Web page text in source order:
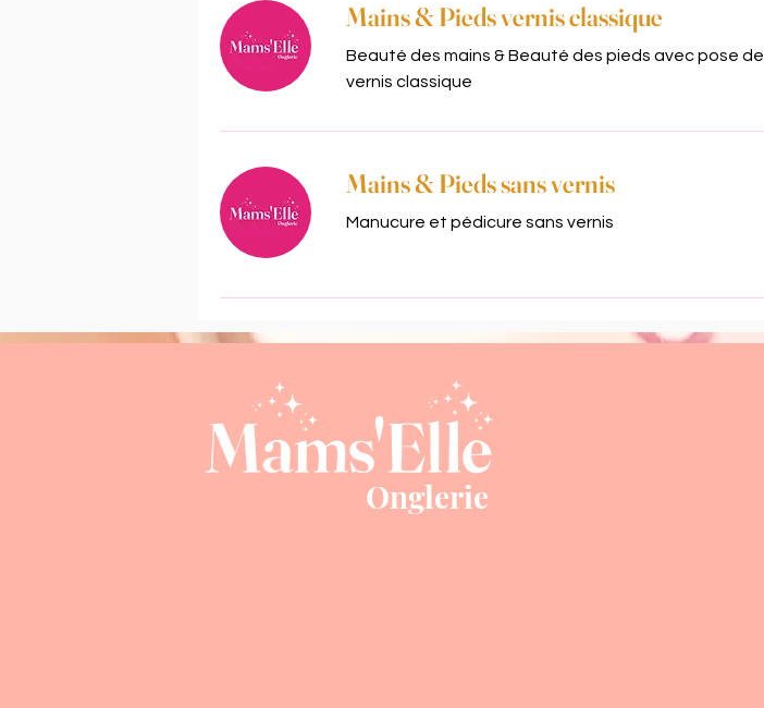
Mains & Pieds vernis classique
Beauté des mains & Beauté des pieds avec pose de
vernis classique
Mains & Pieds sans vernis
Manucure et pédicure sans vernis
Onglerie